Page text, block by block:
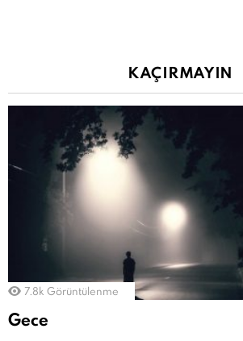
KAÇIRMAYIN
7.8k Görüntülenme
Gece